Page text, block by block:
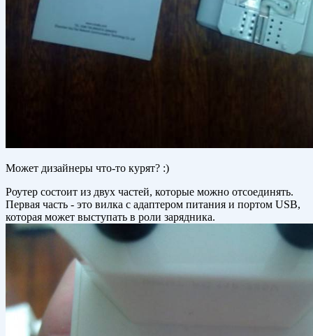
Может дизайнеры что-то курят? :)
Роутер состоит из двух частей, которые можно отсоединять.
Первая часть - это вилка с адаптером питания и портом USB,
которая может выступать в роли зарядника.